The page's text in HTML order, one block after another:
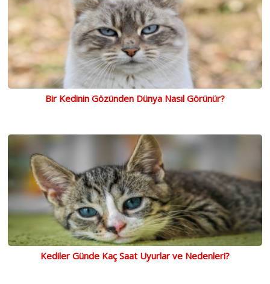
Bir Kedinin Gözünden Dünya Nasıl Görünür?
Kediler Günde Kaç Saat Uyurlar ve Nedenleri?